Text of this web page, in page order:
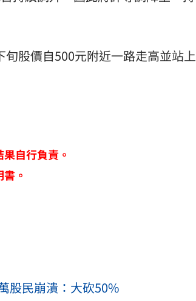
股價自500元附近一路走高並站上
自行負責。
。
股民崩潰：大砍50%